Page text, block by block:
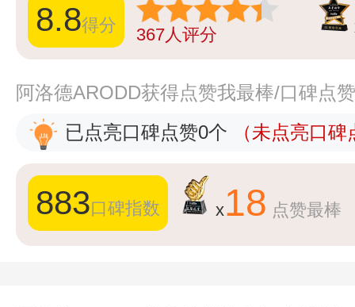
8.8得分 367人评分
阿洛德ARODD获得点赞我最棒/口碑点
已点亮口碑点赞0个
（未点亮口
883口碑指数 x18 点赞最棒